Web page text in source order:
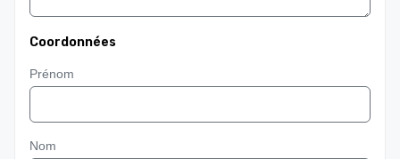
Coordonnées
Prénom
Nom